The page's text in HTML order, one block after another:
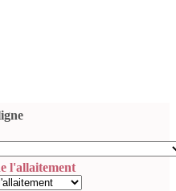
l'allaitement